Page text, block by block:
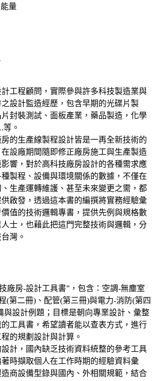
量
工程顧問，實際參與許多科技製造業與
設計監造經歷，包含早期的光碟片製
封裝測試、面板產業，藥品製造，化學
。
的生產線製程設計皆是一再全新技術的
設廠期間隨即修正廠房施工與生產製造
響，對於高科技廠房設計的各種需求應
製程、設備與環境關係的數據，不僅在
生產運轉維護、甚至未來變更之需，都
啟發，透過這本書的編撰將實務經驗彙
值的技術邏輯專書，提供先例與規格數
士，也藉此把這門完整技術與邏輯，分
灣。
廠房-設計工具書”，包含：空調-無塵室
(第二冊)、配管(第三冊)與電力-消防(第四
與設計例題；目標是朝向專業設計、彙整
工具書，希望讀者能以查表方式，進行
的規劃設計與計算。
計，國內缺乏技術資料統整的參考工具
時擷取個人在工作時期的經驗資料彙
商設備型錄與國內、外相關規範，結合